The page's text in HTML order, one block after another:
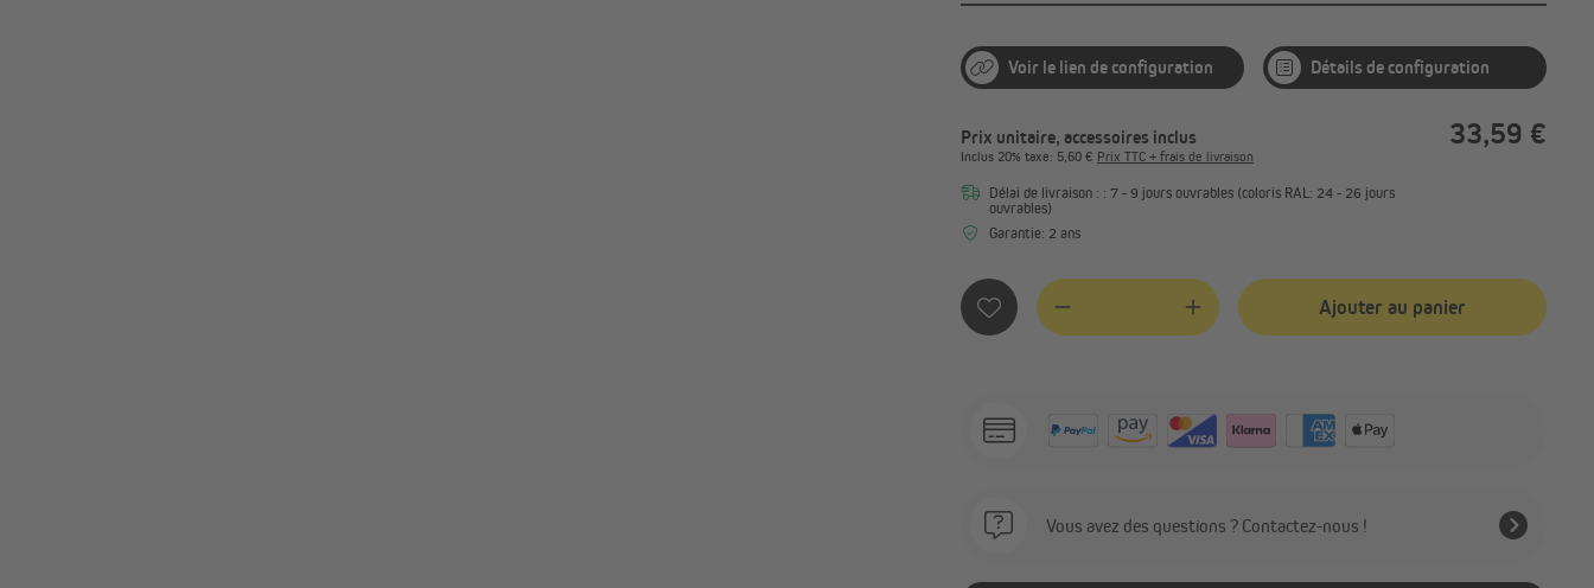
Voir le lien de configuration Détails de configuration
Prix unitaire, accessoires inclus
Inclus 20% taxe: 5,60 € Prix TTC + frais de livraison
Délai de livraison : : 7 - 9 jours ouvrables (coloris RAL: 24 - 26 jours
ouvrables)
Garantie: 2 ans
33,59 €
Ajouter au panier
Vous avez des questions ? Contactez-nous !